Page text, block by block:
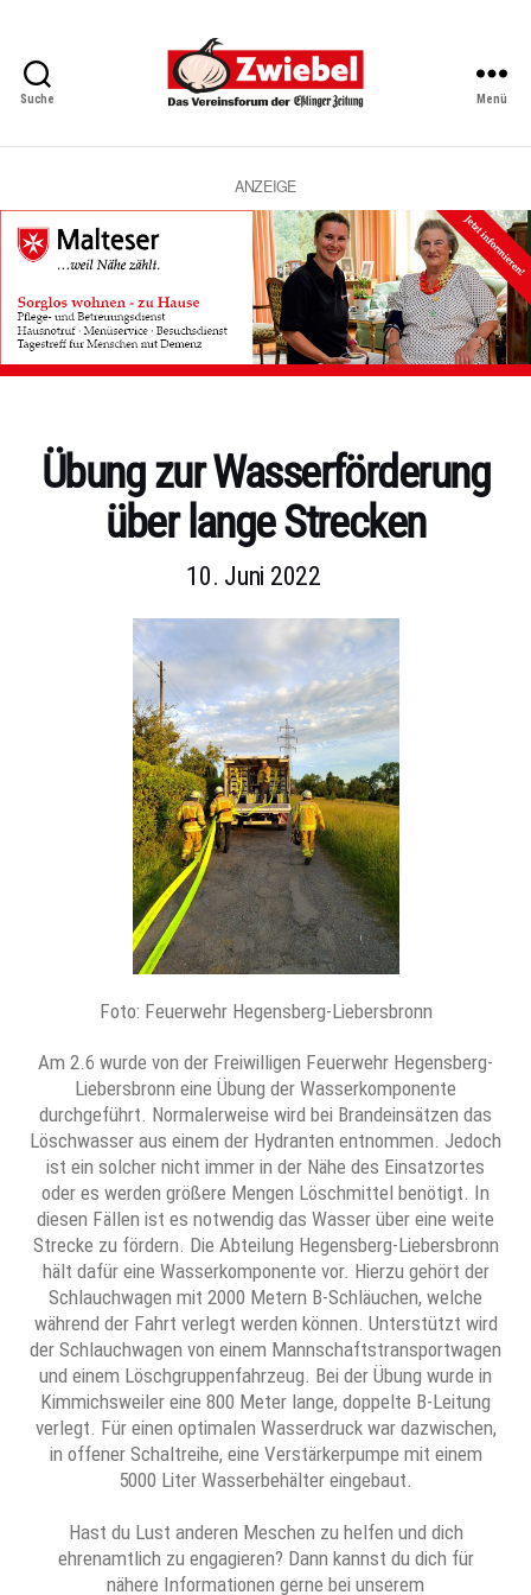
Suche
Vereinsforum
Eßlinger
Zeitung
Menü
ANZEIGE
Kategorien
Übung zur Wasserförderung
über lange Strecken
10. Juni 2022
Foto: Feuerwehr Hegensberg-Liebersbronn
Am 2.6 wurde von der Freiwilligen Feuerwehr Hegensberg-
Liebersbronn eine Übung der Wasserkomponente
durchgeführt. Normalerweise wird bei Brandeinsätzen das
Löschwasser aus einem der Hydranten entnommen. Jedoch
ist ein solcher nicht immer in der Nähe des Einsatzortes
oder es werden größere Mengen Löschmittel benötigt. In
diesen Fällen ist es notwendig das Wasser über eine weite
Strecke zu fördern. Die Abteilung Hegensberg-Liebersbronn
hält dafür eine Wasserkomponente vor. Hierzu gehört der
Schlauchwagen mit 2000 Metern B-Schläuchen, welche
während der Fahrt verlegt werden können. Unterstützt wird
der Schlauchwagen von einem Mannschaftstransportwagen
und einem Löschgruppenfahrzeug. Bei der Übung wurde in
Kimmichsweiler eine 800 Meter lange, doppelte B-Leitung
verlegt. Für einen optimalen Wasserdruck war dazwischen,
in offener Schaltreihe, eine Verstärkerpumpe mit einem
5000 Liter Wasserbehälter eingebaut.
Hast du Lust anderen Meschen zu helfen und dich
ehrenamtlich zu engagieren? Dann kannst du dich für
nähere Informationen gerne bei unserem